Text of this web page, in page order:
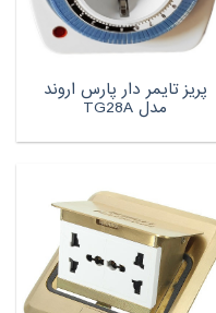
پریز تایمر دار پارس اروند
مدل TG28A